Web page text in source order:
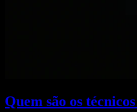
Quem são os